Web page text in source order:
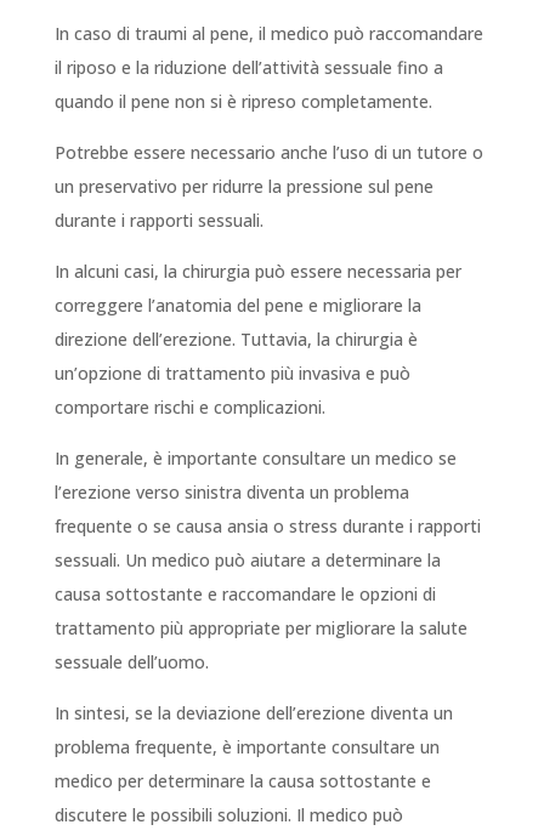
In caso di traumi al pene, il medico può raccomandare
il riposo e la riduzione dell’attività sessuale fino a
quando il pene non si è ripreso completamente.
Potrebbe essere necessario anche l’uso di un tutore o
un preservativo per ridurre la pressione sul pene
durante i rapporti sessuali.
In alcuni casi, la chirurgia può essere necessaria per
correggere l’anatomia del pene e migliorare la
direzione dell’erezione. Tuttavia, la chirurgia è
un’opzione di trattamento più invasiva e può
comportare rischi e complicazioni.
In generale, è importante consultare un medico se
l’erezione verso sinistra diventa un problema
frequente o se causa ansia o stress durante i rapporti
sessuali. Un medico può aiutare a determinare la
causa sottostante e raccomandare le opzioni di
trattamento più appropriate per migliorare la salute
sessuale dell’uomo.
In sintesi, se la deviazione dell’erezione diventa un
problema frequente, è importante consultare un
medico per determinare la causa sottostante e
discutere le possibili soluzioni. Il medico può